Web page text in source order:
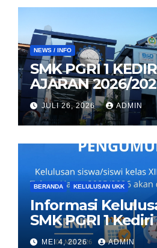
NEWS / INFO
SMK PGRI 1
AJARAN 2026/
JULI 26, 2026 ADMIN
BERANDA KELULUSAN UKK
Informasi
SMK PGRI 1
MEI 4, 2026 ADMIN